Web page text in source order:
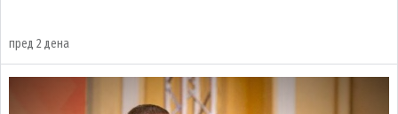
пред 2 дена